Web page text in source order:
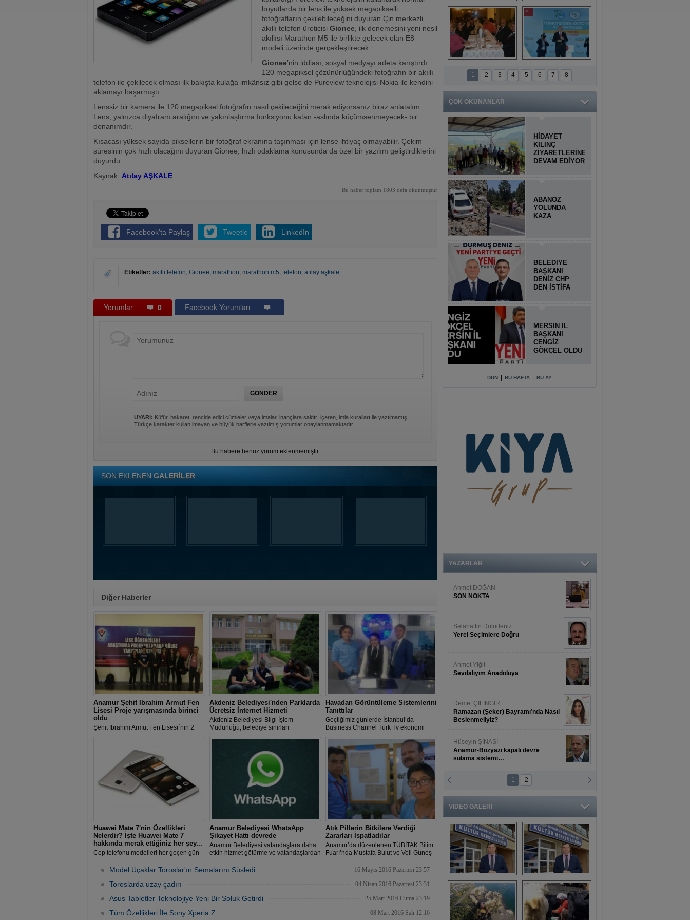
boyutlarda bir lens ile yüksek megapikselli
fotoğrafların çekilebileceğini duyuran Çin merkezli
akıllı telefon üreticisi Gionee , ilk denemesini yeni nesil
akıllısı Marathon M5 ile birlikte gelecek olan E8
modeli üzerinde gerçekleştirecek.
Gionee’nin iddiası, sosyal medyayı adeta karıştırdı.
120 megapiksel çözünürlüğündeki fotoğrafın bir akıllı
telefon ile çekilecek olması ilk bakışta kulağa imkânsız gibi gelse de Pureview teknolojisi Nokia ile kendini
aklamayı başarmıştı.
Lenssiz bir kamera ile 120 megapiksel fotoğrafın nasıl çekileceğini merak ediyorsanız biraz anlatalım.
Lens, yalnızca diyafram aralığını ve yakınlaştırma fonksiyonu katan -aslında küçümsenmeyecek- bir
donanımdır.
Kısacası yüksek sayıda piksellerin bir fotoğraf ekranına taşınması için lense ihtiyaç olmayabilir. Çekim
süresinin çok hızlı olacağını duyuran Gionee, hızlı odaklama konusunda da özel bir yazılım geliştirdiklerini
duyurdu.
Kaynak: Atılay AŞKALE
Bu haber toplam 1803 defa okunmuştur
Facebook'ta Paylaş Tweetle LinkedIn
Etiketler: akıllı telefon, Gionee, marathon, marathon m5, telefon, atılay aşkale
Yorumlar 0 Facebook Yorumları
UYARI: Küfür, hakaret, rencide edici cümleler veya imalar, inançlara saldırı içeren, imla kuralları ile yazılmamış,
Türkçe karakter kullanılmayan ve büyük harflerle yazılmış yorumlar onaylanmamaktadır.
Bu habere henüz yorum eklenmemiştir.
SON EKLENEN GALERİLER
Diğer Haberler
Anamur Şehit İbrahim Armut Fen
Lisesi Proje yarışmasında birinci
oldu
Şehit İbrahim Armut Fen Lisesi´nin 2
olarak 08-12 Mayıs tarihlerinde Ankara
´da düzenlenecek olan Türkiye
Finalistleri yarışmasına katılma hakkı
elde etti.
Akdeniz Belediyesi'nden Parklarda
Ücretsiz İnternet Hizmeti
Akdeniz Belediyesi Bilgi İşlem
Müdürlüğü, belediye sınırları
Havadan Görüntüleme Sistemlerini
Tanıttılar
Geçtiğimiz günlerde İstanbul’da
Business Channel Türk Tv ekonomi
sunduğu İşkolik programının
çekimlerine katılan Muhammed İbrahim
Arıkan ve Ayhan Kahvecioğlu’nun
konuk olduğu program yayınlandı.
Huawei Mate 7'nin Özellikleri
Nelerdir? İşte Huawei Mate 7
hakkında merak ettiğiniz her şey...
Cep telefonu modelleri her geçen gün
ihtiyaçlarına uygun cep telefonu
modellerini tercih etmektedir.
Anamur Belediyesi WhatsApp
Şikayet Hattı devrede
Anamur Belediyesi vatandaşlara daha
etkin hizmet götürme ve vatandaşlardan
değerlendirmeye yönelik
Atık Pillerin Bitkilere Verdiği
Zararları İspatladılar
Anamur’da düzenlenen TÜBİTAK Bilim
Fuarı’nda Mustafa Bulut ve Veli Güneş
verdiği zararları yaptıkları deneyle
Model Uçaklar Toroslar'ın Semalarını Süsledi 16 Mayıs 2016 Pazartesi 23:57
Toroslarda uzay çadırı 04 Nisan 2016 Pazartesi 23:31
Asus Tabletler Teknolojiye Yeni Bir Soluk Getirdi 25 Mart 2016 Cuma 23:19
Tüm Özellikleri İle Sony Xperia Z... 08 Mart 2016 Salı 12:16
Titiopolis Antik
Kenti tanıtımı
Doğan Cüceloğlu,
İstanbul’da Mersinli
hemşerileriyle
buluştu
Anamurlular
Buluşması
KKTC’ye Su Temin
Projesi açılışı
1 2 3 4 5 6 7 8
ÇOK OKUNANLAR
HİDAYET
KILINÇ
ZİYARETLERİNE
DEVAM EDİYOR
ABANOZ
YOLUNDA
KAZA
BELEDİYE
BAŞKANI
DENİZ CHP
DEN İSTİFA
MERSİN İL
BAŞKANI
CENGİZ
GÖKÇEL OLDU
DÜN BU HAFTA BU AY
YAZARLAR
Ahmet DOĞAN
SON NOKTA
Selahattin Doludeniz
Yerel Seçimlere Doğru
Ahmet Yiğit
Sevdalıyım Anadoluya
Demet ÇİLİNGİR
Ramazan (Şeker) Bayramı’nda Nasıl
Beslenmeliyiz?
Hüseyin ŞİNASİ
Anamur-Bozyazı kapalı devre
sulama sistemi…
Bünyesinde Bahar Şöleni
1 2
VİDEO GALERİ
Başkan Türe'den
sansür açıklaması
Mahsun
Kırmızıgül’ün
filmine başkan
Mehmet Türe’den
sansür!